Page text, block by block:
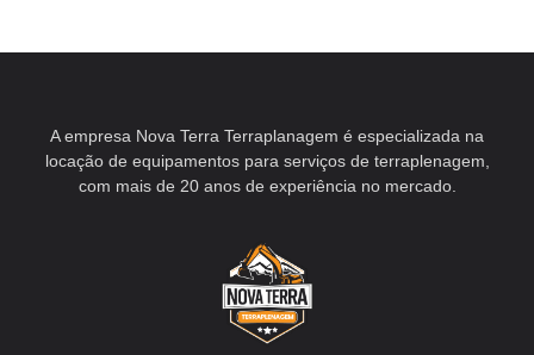
A empresa Nova Terra Terraplanagem é especializada na
locação de equipamentos para serviços de terraplenagem,
com mais de 20 anos de experiência no mercado.